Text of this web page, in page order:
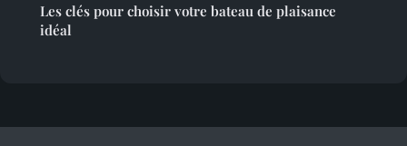
Les clés pour choisir votre bateau de plaisance
idéal